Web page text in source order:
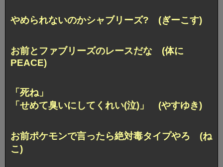
やめられないのかシャブリーズ? (ぎーこす)
お前とファブリーズのレースだな (体に
PEACE)
「死ね」
「せめて臭いにしてくれい(泣)」 (やすゆき)
お前ポケモンで言ったら絶対毒タイプやろ (ね
こ)